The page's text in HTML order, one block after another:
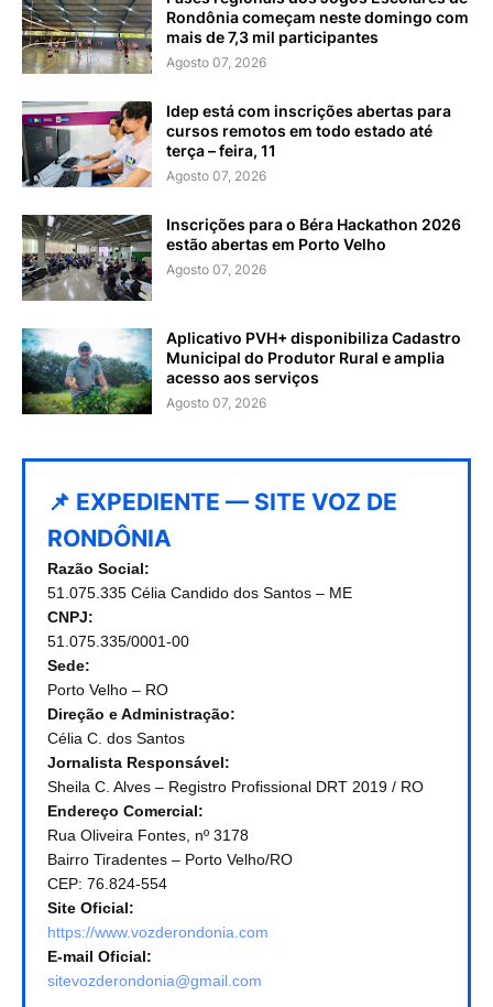
Rondônia começam neste domingo com
mais de 7,3 mil participantes
Agosto 07, 2026
Idep está com inscrições abertas para
cursos remotos em todo estado até
terça – feira, 11
Agosto 07, 2026
Inscrições para o Béra Hackathon 2026
estão abertas em Porto Velho
Agosto 07, 2026
Aplicativo PVH+ disponibiliza Cadastro
Municipal do Produtor Rural e amplia
acesso aos serviços
Agosto 07, 2026
📌 EXPEDIENTE — SITE VOZ DE
RONDÔNIA
Razão Social:
51.075.335 Célia Candido dos Santos – ME
CNPJ:
51.075.335/0001-00
Sede:
Porto Velho – RO
Direção e Administração:
Célia C. dos Santos
Jornalista Responsável:
Sheila C. Alves – Registro Profissional DRT 2019 / RO
Endereço Comercial:
Rua Oliveira Fontes, nº 3178
Bairro Tiradentes – Porto Velho/RO
CEP: 76.824-554
Site Oficial:
https://www.vozderondonia.com
E-mail Oficial:
sitevozderondonia@gmail.com